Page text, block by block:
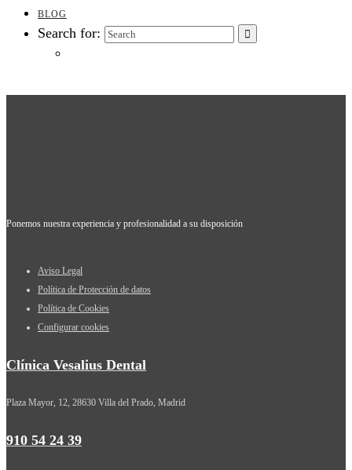
BLOG
Search for:
Ponemos nuestra experiencia y profesionalidad a su disposición
Aviso Legal
Política de Protección de datos
Política de Cookies
Configurar cookies
Clínica Vesalius Dental
Plaza Mayor, 12, 28630 Villa del Prado, Madrid
910 54 24 39